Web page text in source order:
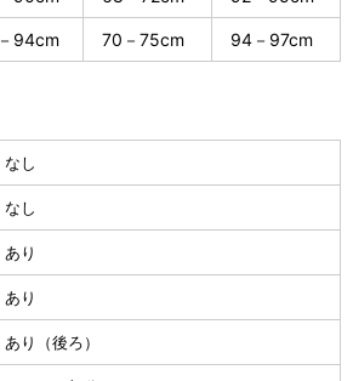
94cm 70－75cm 94－97cm
なし
なし
あり
あり
あり（後ろ）